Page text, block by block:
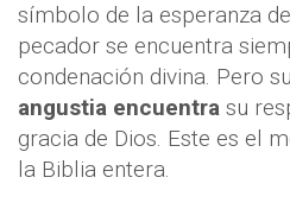
símbolo de la esperanza
pecador se encuentra
condenación divina. Pero
angustia encuentra su
gracia de Dios. Este es el
la Biblia entera.